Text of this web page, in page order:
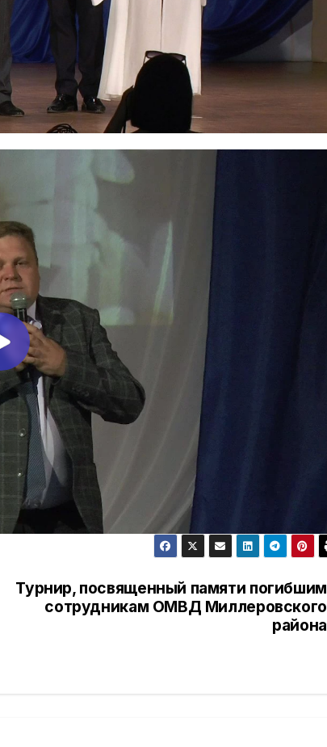
Турнир, посвященный памяти погибшим
сотрудникам ОМВД Миллеровского
района